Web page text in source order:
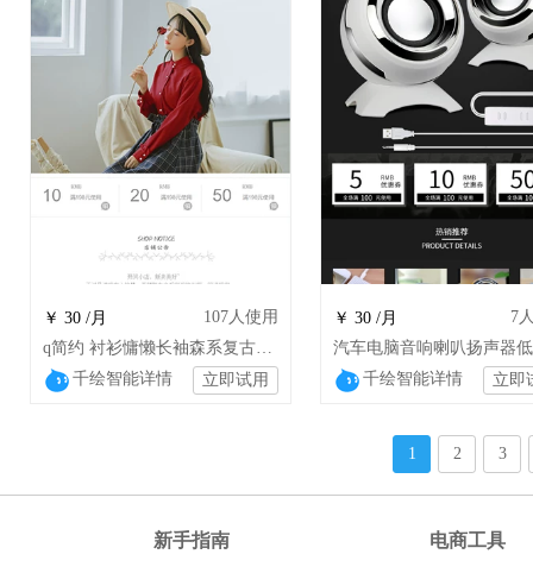
￥ 30 /月 107人使用
q简约 衬衫慵懒长袖森系复古童装 童鞋
千绘智能详情
立即试用
￥ 30 /月 7
千绘智能详情 立即
1 2 3
新手指南 电商工具